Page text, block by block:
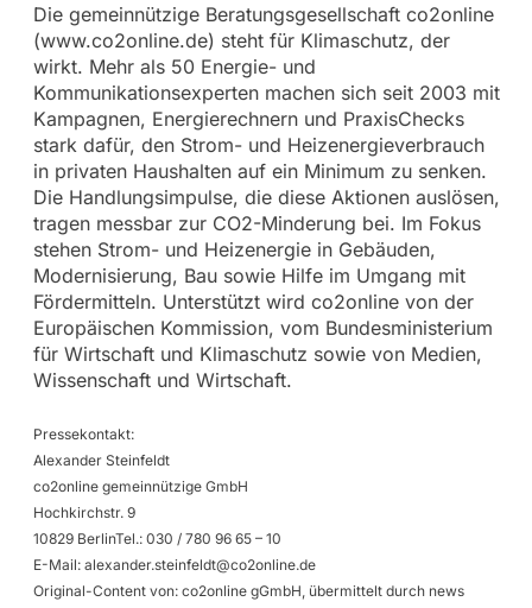
Die gemeinnützige Beratungsgesellschaft co2online
(www.co2online.de) steht für Klimaschutz, der
wirkt. Mehr als 50 Energie- und
Kommunikationsexperten machen sich seit 2003 mit
Kampagnen, Energierechnern und PraxisChecks
stark dafür, den Strom- und Heizenergieverbrauch
in privaten Haushalten auf ein Minimum zu senken.
Die Handlungsimpulse, die diese Aktionen auslösen,
tragen messbar zur CO2-Minderung bei. Im Fokus
stehen Strom- und Heizenergie in Gebäuden,
Modernisierung, Bau sowie Hilfe im Umgang mit
Fördermitteln. Unterstützt wird co2online von der
Europäischen Kommission, vom Bundesministerium
für Wirtschaft und Klimaschutz sowie von Medien,
Wissenschaft und Wirtschaft.
Pressekontakt:
Alexander Steinfeldt
co2online gemeinnützige GmbH
Hochkirchstr. 9
10829 BerlinTel.: 030 / 780 96 65 – 10
E-Mail: alexander.steinfeldt@co2online.de
Original-Content von: co2online gGmbH, übermittelt durch news